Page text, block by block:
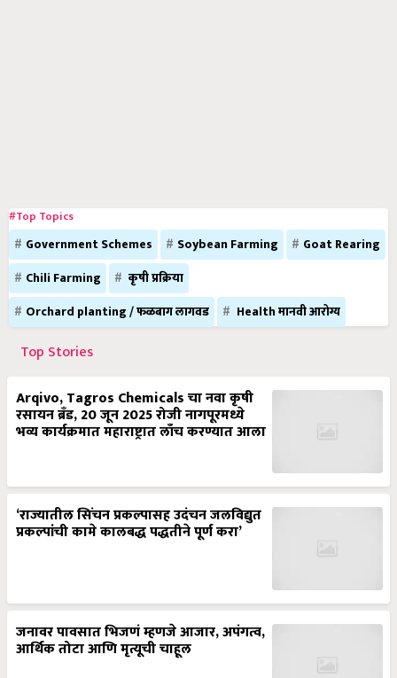
#Top Topics
Government Schemes Soybean Farming
Goat Rearing
Chili Farming
कृषी प्रक्रिया
Orchard planting / फळबाग लागवड
Health मानवी आरोग्य
Top Stories
Arqivo, Tagros Chemicals चा नवा कृषी
रसायन ब्रँड, 20 जून 2025 रोजी नागपूरमध्ये
भव्य कार्यक्रमात महाराष्ट्रात लाँच करण्यात आला
‘राज्यातील सिंचन प्रकल्पासह उदंचन जलविद्युत
प्रकल्पांची कामे कालबद्ध पद्धतीने पूर्ण करा’
जनावर पावसात भिजणं म्हणजे आजार, अपंगत्व,
आर्थिक तोटा आणि मृत्यूची चाहूल